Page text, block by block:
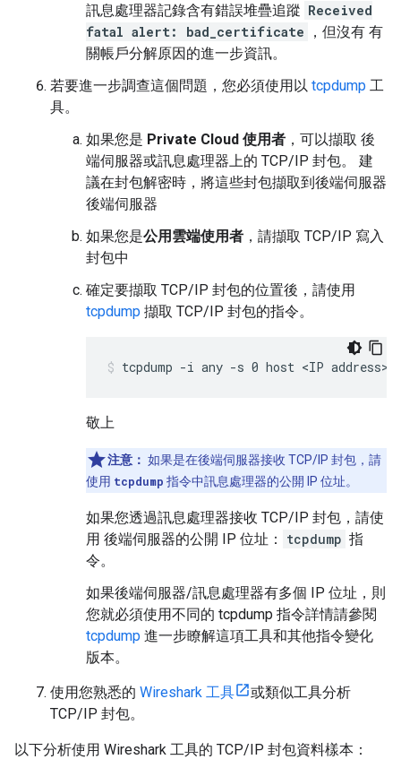
訊息處理器記錄含有錯誤堆疊追蹤 Received
fatal alert: bad_certificate
，但沒有 有
關帳戶分解原因的進一步資訊。
若要進一步調查這個問題，您必須使用以 tcpdump 工
具。
如果您是 Private Cloud 使用者 ，可以擷取 後
端伺服器或訊息處理器上的 TCP/IP 封包。 建
議在封包解密時，將這些封包擷取到後端伺服器
後端伺服器
如果您是公用雲端使用者 ，請擷取 TCP/IP 寫入
封包中
確定要擷取 TCP/IP 封包的位置後，請使用
tcpdump 擷取 TCP/IP 封包的指令。
tcpdump -i any -s 0 host <IP address> -
敬上
注意： 如果是在後端伺服器接收 TCP/IP 封包，請
使用 tcpdump 指令中訊息處理器的公開 IP 位址。
如果您透過訊息處理器接收 TCP/IP 封包，請使
用 後端伺服器的公開 IP 位址：
tcpdump 指
令。
如果後端伺服器/訊息處理器有多個 IP 位址，則
您就必須使用不同的 tcpdump 指令詳情請參閱
tcpdump 進一步瞭解這項工具和其他指令變化
版本。
使用您熟悉的 Wireshark 工具
或類似工具分析
TCP/IP 封包。
以下分析使用 Wireshark 工具的 TCP/IP 封包資料樣本：